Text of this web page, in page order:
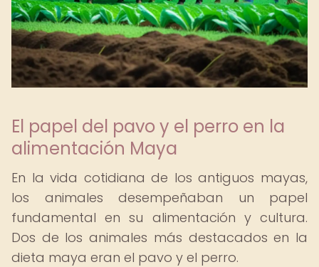
El papel del pavo y el perro en la
alimentación Maya
En la vida cotidiana de los antiguos mayas,
los animales desempeñaban un papel
fundamental en su alimentación y cultura.
Dos de los animales más destacados en la
dieta maya eran el pavo y el perro.